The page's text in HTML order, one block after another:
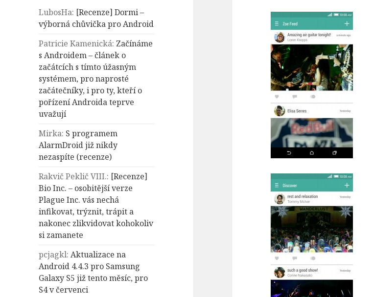
LubosHa: [Recenze] Dormi –
výborná chůvička pro Android
Patricie Kamenická: Začínáme
s Androidem – článek o
začátcích s tímto úžasným
systémem, pro naprosté
začátečníky, i pro ty, kteří o
pořízení Androida teprve
uvažují
Mirka: S programem
AlarmDroid již nikdy
nezaspíte (recenze)
Rakvič Peklič VIII.: [Recenze]
Bio Inc. – osobitější verze
Plague Inc. vás nechá
infikovat, trýznit, trápit a
nakonec zlikvidovat kohokoliv
si zamanete
pcjagkl:Aktualizace na
Android 4.4.3 pro Samsung
Galaxy S5 již tento měsíc, pro
S4 v červenci